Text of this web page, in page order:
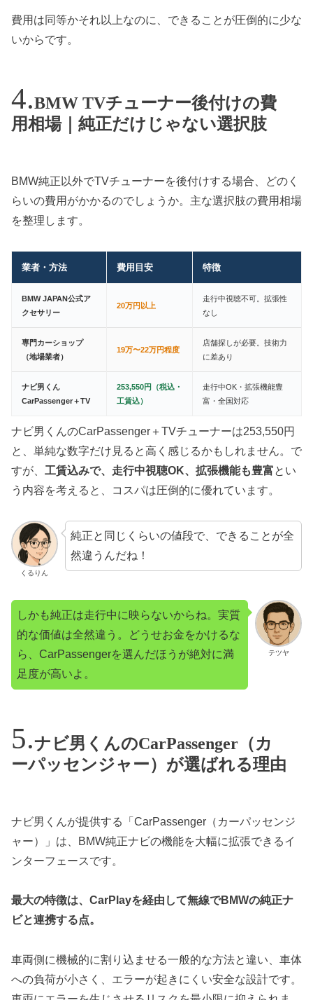
費用は同等かそれ以上なのに、できることが圧倒的に少な
いからです。
BMW TVチューナー後付けの費
用相場｜純正だけじゃない選択肢
BMW純正以外でTVチューナーを後付けする場合、どのく
らいの費用がかかるのでしょうか。主な選択肢の費用相場
を整理します。
業者・方法 費用目安 特徴
BMW JAPAN公式ア
クセサリー
20万円以上
走行中視聴不可。拡張性
なし
専門カーショップ
（地場業者）
19万〜22万円程度
店舗探しが必要。技術力
に差あり
ナビ男くん
CarPassenger＋TV
253,550円（税込・
工賃込）
走行中OK・拡張機能豊
富・全国対応
ナビ男くんのCarPassenger＋TVチューナーは253,550円
と、単純な数字だけ見ると高く感じるかもしれません。で
すが、 工賃込みで、走行中視聴OK、拡張機能も豊富とい
う内容を考えると、コスパは圧倒的に優れています。
くるりん
純正と同じくらいの値段で、できることが全
然違うんだね！
テツヤ
しかも純正は走行中に映らないからね。実質
的な価値は全然違う。どうせお金をかけるな
ら、CarPassengerを選んだほうが絶対に満
足度が高いよ。
ナビ男くんのCarPassenger（カ
ーパッセンジャー）が選ばれる理由
ナビ男くんが提供する「CarPassenger（カーパッセンジ
ャー）」は、BMW純正ナビの機能を大幅に拡張できるイ
ンターフェースです。
最大の特徴は、CarPlayを経由して無線でBMWの純正ナ
ビと連携する点。
車両側に機械的に割り込ませる一般的な方法と違い、車体
への負荷が小さく、エラーが起きにくい安全な設計です。